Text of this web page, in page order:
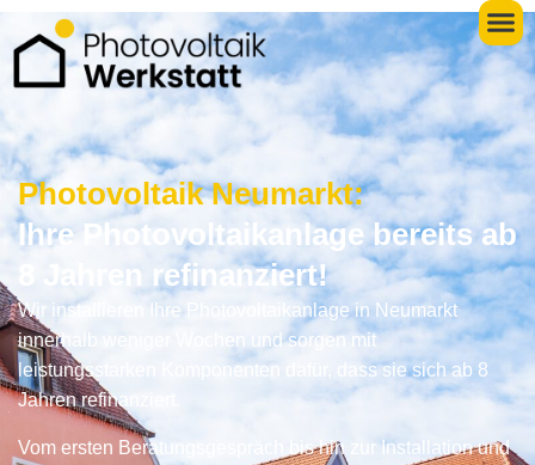
Photovoltaik Neumarkt:
Ihre Photovoltaikanlage bereits ab
8 Jahren refinanziert!
Wir installieren Ihre Photovoltaikanlage in Neumarkt
innerhalb weniger Wochen und sorgen mit
leistungsstarken Komponenten dafür, dass sie sich ab 8
Jahren refinanziert.
Vom ersten Beratungsgespräch bis hin zur Installation und